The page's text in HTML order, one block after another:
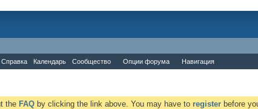
Справка Календарь Сообщество Опции форума Навигация
the FAQ by clicking the link above. You may have to register before